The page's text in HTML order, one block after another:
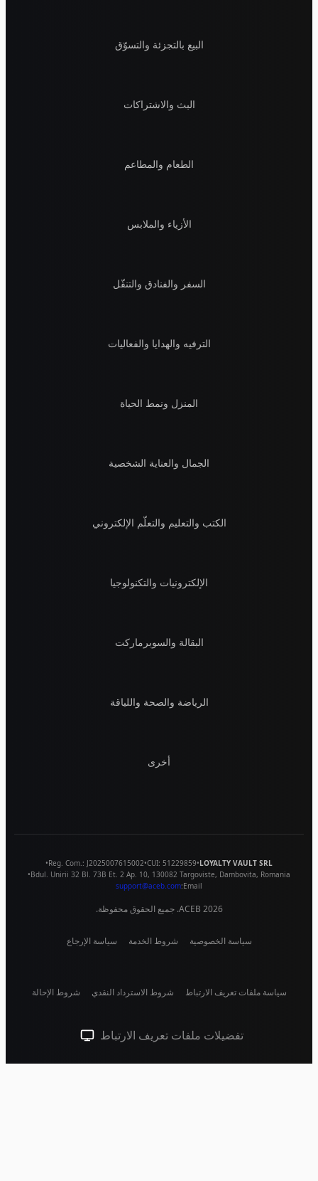
البيع بالتجزئة والتسوّق
البث والاشتراكات
الطعام والمطاعم
الأزياء والملابس
السفر والفنادق والتنقّل
الترفيه والهدايا والفعاليات
المنزل ونمط الحياة
الجمال والعناية الشخصية
الكتب والتعليم والتعلّم الإلكتروني
الإلكترونيات والتكنولوجيا
البقالة والسوبرماركت
الرياضة والصحة واللياقة
أخرى
LOYALTY VAULT SRL
•
CUI:51229859
•
Reg. Com.:J2025007615002
Bdul. Unirii 32 Bl. 73B Et. 2 Ap. 10,130082 Targoviste,Dambovita,Romania
•
Email:
support@aceb.com
2026ACEB. جميع الحقوق محفوظة.
سياسة الخصوصية شروط الخدمة سياسة الإرجاع
سياسة ملفات تعريف الارتباط شروط الاسترداد النقدي شروط الإحالة
تفضيلات ملفات تعريف الارتباط سمة النظام (انقر للفاتحة)